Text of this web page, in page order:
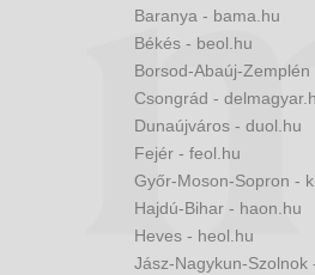
Baranya - bama.hu
Békés - beol.hu
Borsod-Abaúj-Zemplén
Csongrád -
Dunaújváros - duol.hu
Fejér - feol.hu
Győr-Moson-Sopron -
Hajdú-Bihar - haon.hu
Heves - heol.hu
Jász-Nagykun-Szolnok